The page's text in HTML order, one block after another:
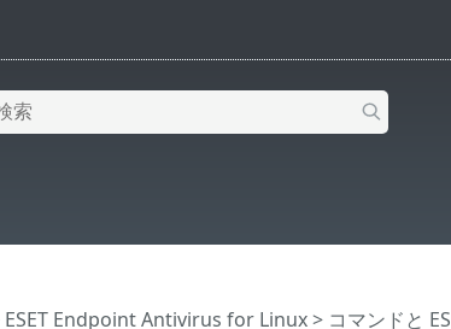
ESET Endpoint Antivirus for Linux> コマンドと